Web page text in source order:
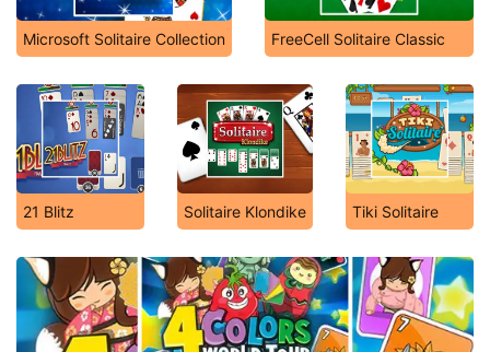
Microsoft Solitaire Collection FreeCell Solitaire Classic
21 Blitz Solitaire Klondike Tiki Solitaire